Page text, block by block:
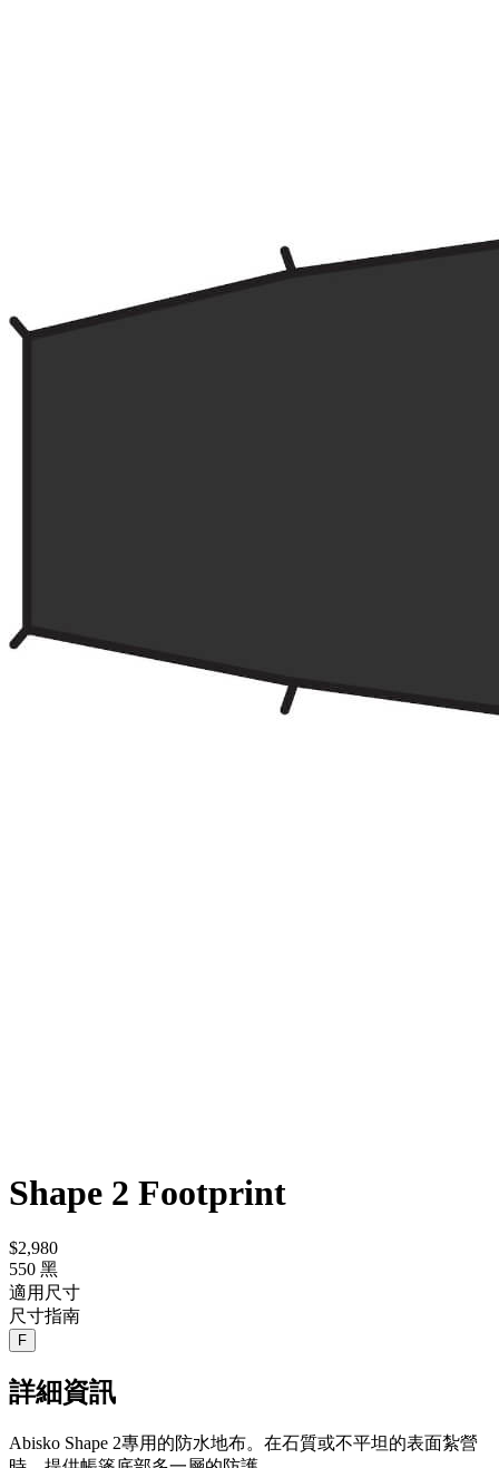
Shape 2 Footprint
$2,980
550 黑
適用尺寸
尺寸指南
F
詳細資訊
Abisko Shape 2專用的防水地布。在石質或不平坦的表面紮營